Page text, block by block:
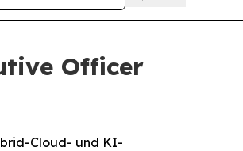
Officer
Cloud- und KI-